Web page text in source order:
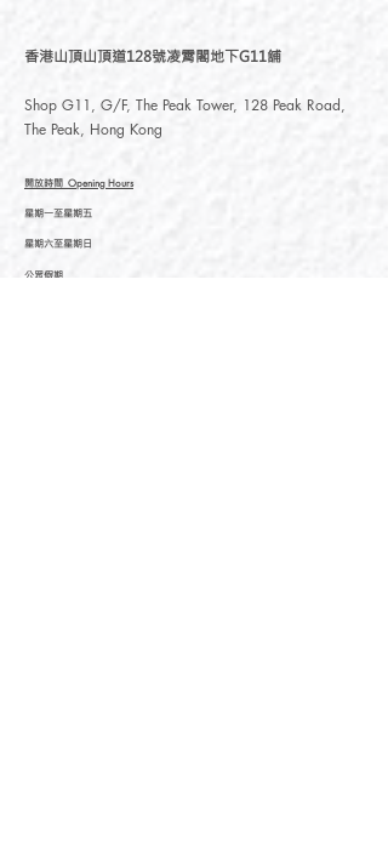
香港山頂山頂道128號凌霄閣地下G11舖
Shop G11, G/F, The Peak Tower, 128 Peak Road,
The Peak, Hong Kong
開放時間 Opening Hours
星期一至星期五
星期六至星期日
公眾假期